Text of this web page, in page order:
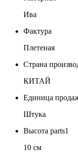
Ива
Фактура
Плетеная
Страна
КИТАЙ
Единица
Штука
Высота parts1
10 см